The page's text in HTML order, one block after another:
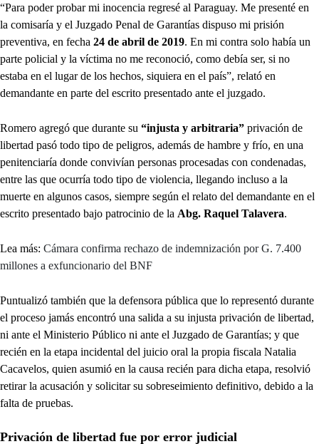
“Para poder probar mi inocencia regresé al Paraguay. Me presenté en
la comisaría y el Juzgado Penal de Garantías dispuso mi prisión
preventiva, en fecha 24 de abril de 2019. En mi contra solo había un
parte policial y la víctima no me reconoció, como debía ser, si no
estaba en el lugar de los hechos, siquiera en el país”, relató en
demandante en parte del escrito presentado ante el juzgado.
Romero agregó que durante su “injusta y arbitraria” privación de
libertad pasó todo tipo de peligros, además de hambre y frío, en una
penitenciaría donde convivían personas procesadas con condenadas,
entre las que ocurría todo tipo de violencia, llegando incluso a la
muerte en algunos casos, siempre según el relato del demandante en el
escrito presentado bajo patrocinio de la Abg. Raquel Talavera.
Lea más: Cámara confirma rechazo de indemnización por G. 7.400
millones a exfuncionario del BNF
Puntualizó también que la defensora pública que lo representó durante
el proceso jamás encontró una salida a su injusta privación de libertad,
ni ante el Ministerio Público ni ante el Juzgado de Garantías; y que
recién en la etapa incidental del juicio oral la propia fiscala Natalia
Cacavelos, quien asumió en la causa recién para dicha etapa, resolvió
retirar la acusación y solicitar su sobreseimiento definitivo, debido a la
falta de pruebas.
Privación de libertad fue por error judicial